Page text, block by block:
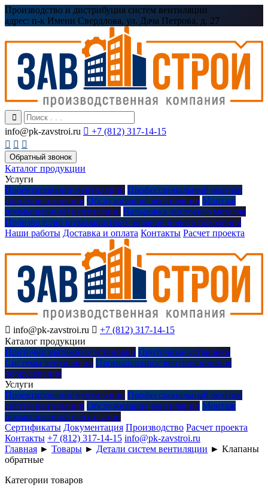
Производство и дистрибуция систем вентиляции
адрес: п-к Имени Свердлова, ул. Дача Петрова, д. 27
info@pk-zavstroi.ru  +7 (812) 317-14-15
  
Обратный звонок
Каталог продукции
Услуги
Проектирование вентиляции Профессиональный монтаж
систем вентиляции Обслуживание вентиляции Монтаж
промышленной вентиляции Вальцовка листового металла
Производство шумозащитных экранов нового поколения
Наши работы Доставка и оплата Контакты Расчет проекта
 info@pk-zavstroi.ru  +7 (812) 317-14-15
Каталог продукции
Приточно вытяжные установки Приточные установки
Системы вентиляции Промышленное вентиляционное
оборудование
Услуги
Проектирование вентиляции Профессиональный монтаж
систем вентиляции Обслуживание вентиляции Монтаж
промышленной вентиляции
Сертификаты Документация Производство Расчет проекта
Контакты +7 (812) 317-14-15 info@pk-zavstroi.ru
Главная ► Товары ► Детали систем вентиляции ► Клапаны
обратные
Категории товаров